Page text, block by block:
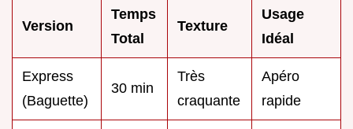
Version
Temps
Total
Texture
Usage
Idéal
Express
(Baguette)
30 min
Très
craquante
Apéro
rapide